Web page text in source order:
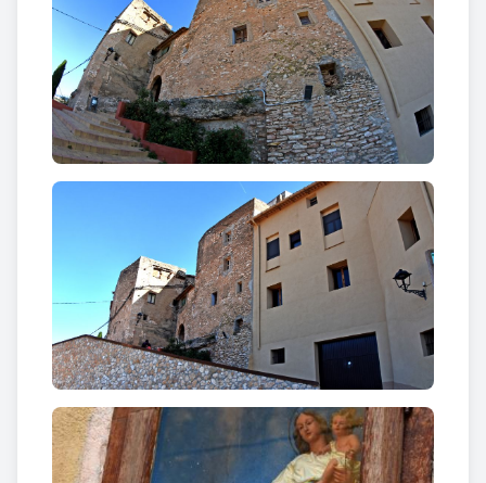
ha un espai protagonitzat pelPi de Puigpelat, un
dels símbol de la població. El pi original formava
part d’un bosc que els pagesos, poc a poc, van anar
talant per convertir-lo en una era. Dels pins que van
donar vida al bosc sols en van quedar dos que eren
molt grans. Un es va perdre en una tempesta, i
l'altre, el conegut i imponent Pi de Puigpelat, es va
convertir en un element estimat i símbol del poble.
El 2 de març de 1935, Sant Simplici, una forta
ventada el va abatre i, cinquanta anys més tard, se’n
plantà un de nou en record del vell pi. En aquest
indret conegut com la Bassa Vella, en el decurs de la
entre elles la de la Mare de Déu de la Llet.